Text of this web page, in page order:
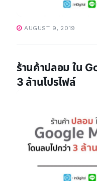
AUGUST 9, 2019
ร้านค้าปลอม ใน
3 ล้านโปรไฟล์